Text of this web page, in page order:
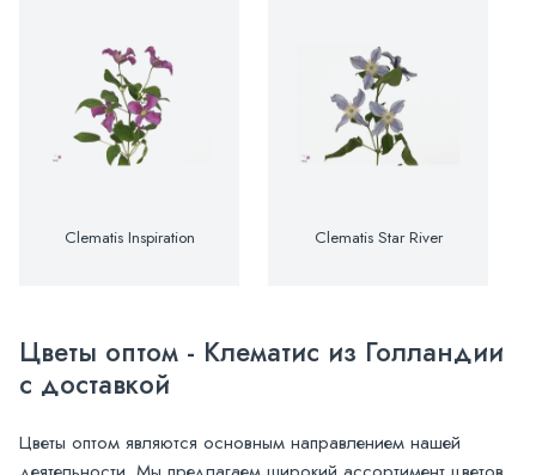
Clematis Inspiration Clematis Star River
Цветы оптом - Клематис из Голландии
с доставкой
Цветы оптом являются основным направлением нашей